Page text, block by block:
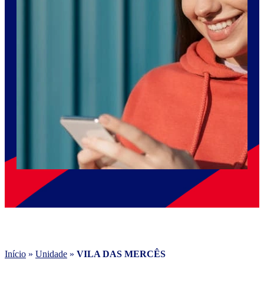
Início » Unidade » VILA DAS MERCÊS